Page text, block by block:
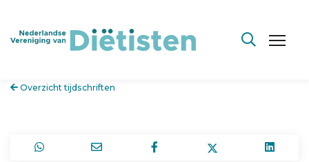
Overzicht tijdschriften